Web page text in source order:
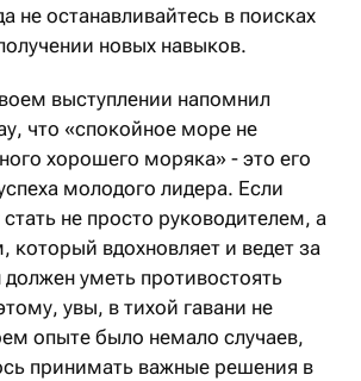
не останавливайтесь в поисках
новых навыков.
выступлении напомнил
что «спокойное море не
хорошего моряка» - это его
молодого лидера. Если
не просто руководителем, а
который вдохновляет и ведет за
уметь противостоять
увы, в тихой гавани не
опыте было немало случаев,
принимать важные решения в